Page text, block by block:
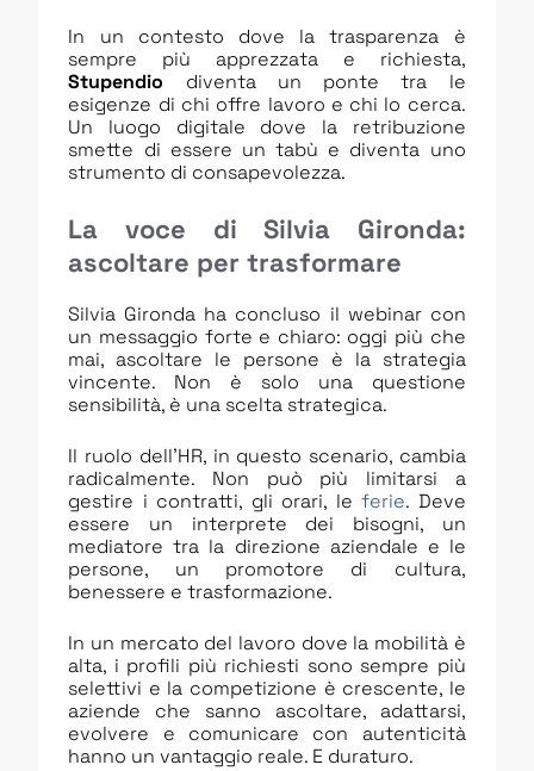
In un contesto dove la trasparenza è
sempre più apprezzata e richiesta,
Stupendio diventa un ponte tra le
esigenze di chi offre lavoro e chi lo cerca.
Un luogo digitale dove la retribuzione
smette di essere un tabù e diventa uno
strumento di consapevolezza.
La voce di Silvia Gironda:
ascoltare per trasformare
Silvia Gironda ha concluso il webinar con
un messaggio forte e chiaro: oggi più che
mai, ascoltare le persone è la strategia
vincente. Non è solo una questione
sensibilità, è una scelta strategica.
Il ruolo dell’HR, in questo scenario, cambia
radicalmente. Non può più limitarsi a
gestire i contratti, gli orari, leferie. Deve
essere un interprete dei bisogni, un
mediatore tra la direzione aziendale e le
persone, un promotore di cultura,
benessere e trasformazione.
In un mercato del lavoro dove la mobilità è
alta, i profili più richiesti sono sempre più
selettivi e la competizione è crescente, le
aziende che sanno ascoltare, adattarsi,
evolvere e comunicare con autenticità
hanno un vantaggio reale. E duraturo.